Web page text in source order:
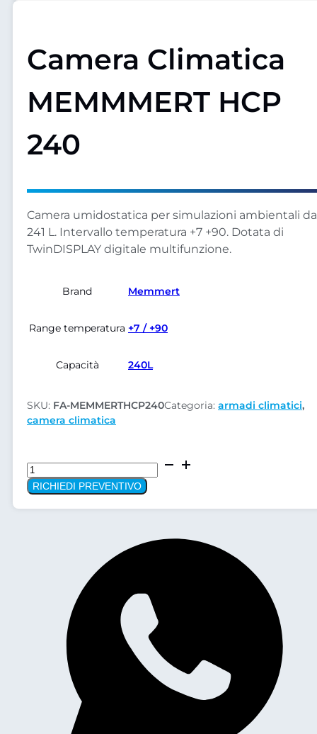
Camera Climatica
MEMMMERT HCP
240
Camera umidostatica per simulazioni ambientali da
241 L. Intervallo temperatura +7 +90. Dotata di
TwinDISPLAY digitale multifunzione.
Brand Memmert
Range temperatura +7 / +90
Capacità 240L
SKU: FA-MEMMERTHCP240Categoria: armadi climatici,
camera climatica
Camera
Climatica
MEMMMERT
RICHIEDI PREVENTIVO